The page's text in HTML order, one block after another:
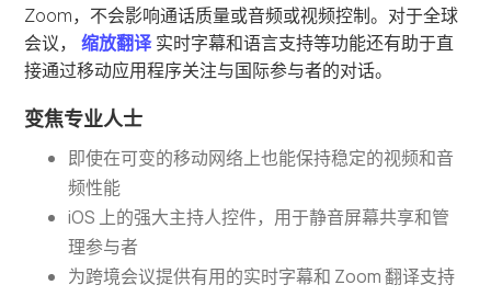
Zoom，不会影响通话质量或音频或视频控制。对于全球
会议，缩放翻译实时字幕和语言支持等功能还有助于直
接通过移动应用程序关注与国际参与者的对话。
变焦专业人士
即使在可变的移动网络上也能保持稳定的视频和音
频性能
iOS 上的强大主持人控件，用于静音屏幕共享和管
理参与者
为跨境会议提供有用的实时字幕和 Zoom 翻译支持